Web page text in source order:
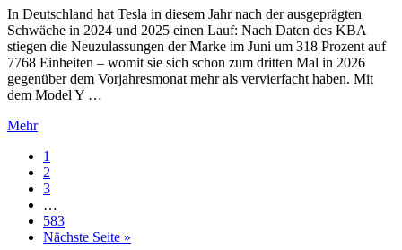
In Deutschland hat Tesla in diesem Jahr nach der ausgeprägten
Schwäche in 2024 und 2025 einen Lauf: Nach Daten des KBA
stiegen die Neuzulassungen der Marke im Juni um 318 Prozent auf
7768 Einheiten – womit sie sich schon zum dritten Mal in 2026
gegenüber dem Vorjahresmonat mehr als vervierfacht haben. Mit
dem Model Y …
Mehr
Go
to
page
1
Go
to
2
Go
page
3
pages
omitted
…
Go
to
583
Nächste Seite »